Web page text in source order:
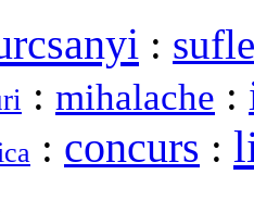
:
: mihalache :
: concurs :